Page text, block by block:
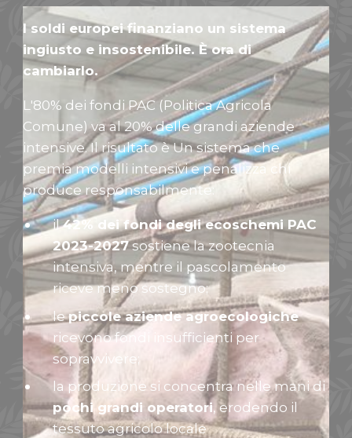
I soldi europei finanziano un sistema
ingiusto e insostenibile. È ora di
cambiarlo.
L'80% dei fondi PAC (Politica Agricola
Comune) va al 20% delle grandi aziende
intensive. Il risultato è Un sistema che
premia modelli intensivi e penalizza chi
produce responsabilmente:
il42% dei fondi degli ecoschemi PAC
2023-2027sostiene la zootecnia
intensiva, mentre il pascolamento
riceve meno sostegno;
lepiccole aziende agroecologiche
ricevono fondi insufficienti per
sopravvivere;
la produzione si concentra nelle mani di
pochi grandi operatori, erodendo il
tessuto agricolo locale